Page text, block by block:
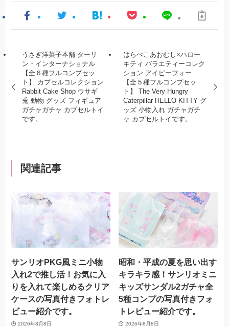
うさぎ洋菓子本舗 ターリ
ン・インターナショナル
【全６種フルコンプセッ
ト】 カプセルコレクション
Rabbit Cake Shop ウサギ
兎 動物 グッズ フィギュア
ガチャガチャ カプセルトイ
です。
はらぺこあおむし×ハロー
キティ バラエティーコレク
ション アイピーフォー
【全５種フルコンプセッ
ト】 The Very Hungry
Caterpillar HELLO KITTY グ
ッズ 小物入れ ガチャガチ
ャ カプセルトイです。
関連記事
サンリオPKG風ミニ小物
入れ2で推し活！お気に入
りを入れて楽しめるクリア
ケースの写真付きフォトレ
ビュー紹介です。
2026年8月8日
昭和・平成の夏を思い出す
キラキラ感！サンリオミニ
キッズサンダル2ガチャ全
5種コンプの写真付きフォ
トレビュー紹介です。
2026年8月8日